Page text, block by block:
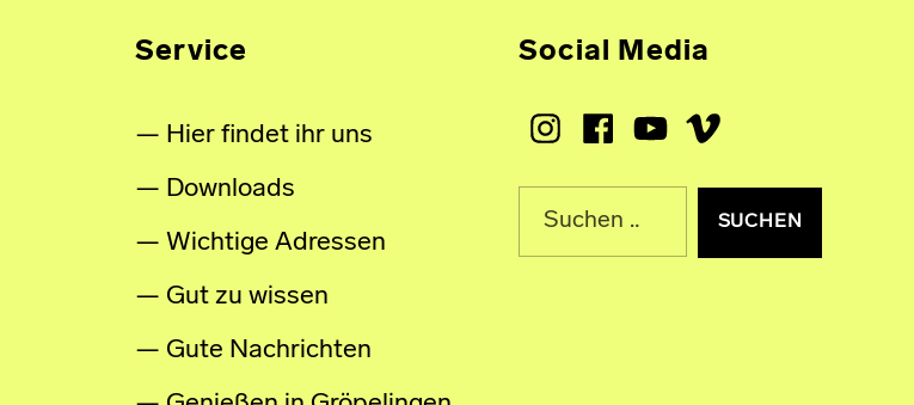
Service
Hier findet ihr uns
Downloads
Wichtige Adressen
Gut zu wissen
Gute Nachrichten
Social Media
InstagramFacebookYoutubeVimeo
Suche nach: